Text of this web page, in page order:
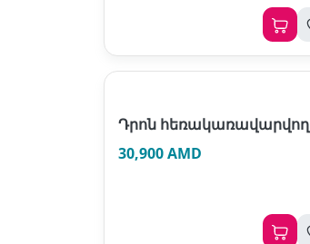
Դրոն հեռակառավարվող
30,900 AMD